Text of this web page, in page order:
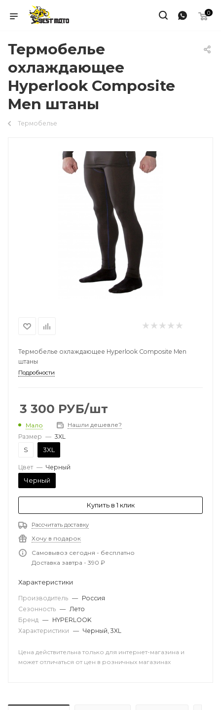
0
Термобелье
охлаждающее
Hyperlook Composite
Men штаны
Термобелье
Термобелье охлаждающее Hyperlook Composite Men
штаны
Подробности
3 300 РУБ/шт
Мало
Нашли дешевле?
Размер — 3XL
S 3XL
Цвет — Черный
Черный
Купить в 1 клик
Рассчитать доставку
Хочу в подарок
Самовывоз сегодня - бесплатно
Доставка завтра - 390 ₽
Характеристики
Производитель — Россия
Сезонность — Лето
Бренд — HYPERLOOK
Характеристики — Черный, 3XL
Цена действительна только для интернет-магазина и
может отличаться от цен в розничных магазинах